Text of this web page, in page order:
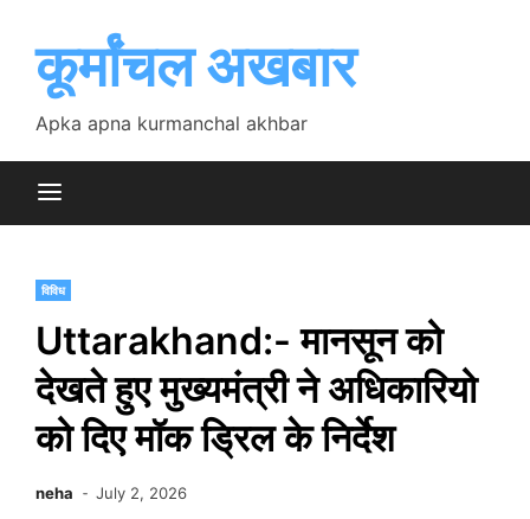
contentकूर्मांचल अखबार
Apka apna kurmanchal akhbar
विविध
Uttarakhand:- मानसून को
देखते हुए मुख्यमंत्री ने अधिकारियो
को दिए मॉक ड्रिल के निर्देश
neha July 2, 2026